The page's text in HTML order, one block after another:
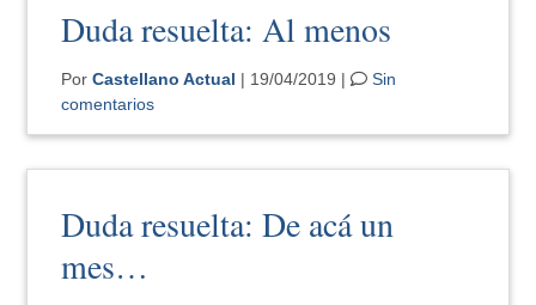
Duda resuelta: Al menos
PorCastellano Actual | 19/04/2019 |
Sin
comentarios
Duda resuelta: De acá un
mes…